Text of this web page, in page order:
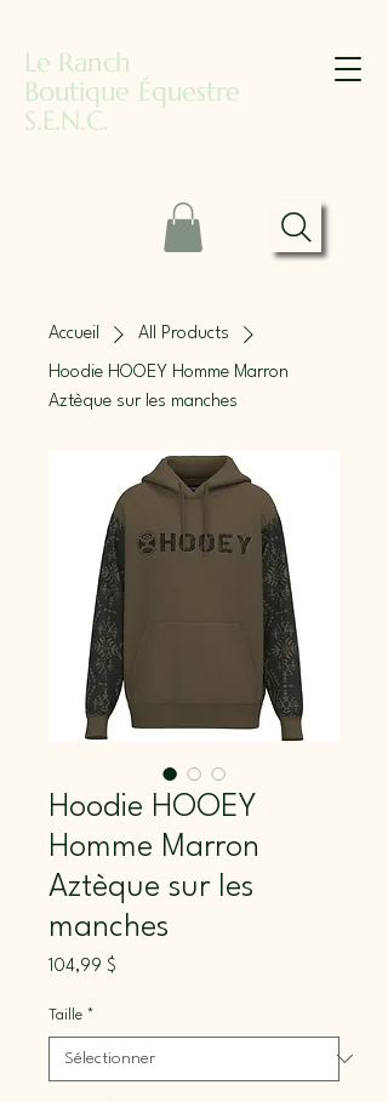
Le Ranch
Boutique Équestre
S.E.N.C.
Accueil All Products
Hoodie HOOEY Homme Marron
Aztèque sur les manches
Hoodie HOOEY
Homme Marron
Aztèque sur les
manches
104,99 $
Taille *